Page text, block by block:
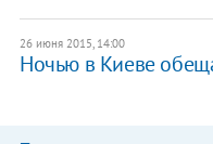
26 июня 2015, 14:00
Ночью в Киеве